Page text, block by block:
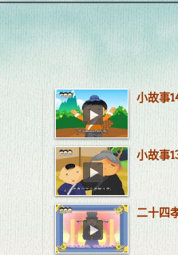
小故事
小故事
二十四